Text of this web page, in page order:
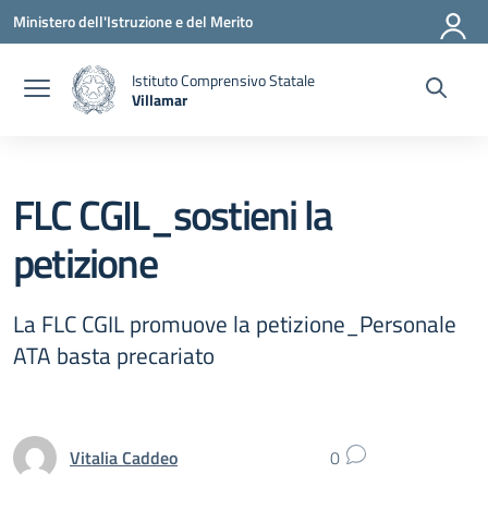
Vai ai contenuti
Vai al menu di navigazione
Vai al footer
Ministero dell'Istruzione e del Merito
Istituto Comprensivo Statale
Villamar
FLC CGIL_sostieni la
petizione
La FLC CGIL promuove la petizione_Personale
ATA basta precariato
Vitalia Caddeo 0